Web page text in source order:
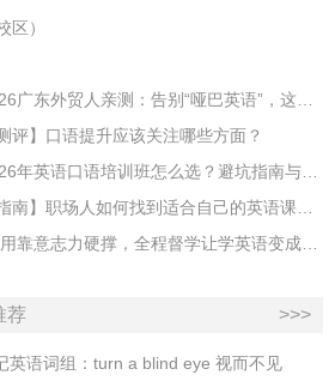
区）
评】口语提升应该关注哪些方面？
荐 >>>
英语词组：turn a blind eye 视而不见